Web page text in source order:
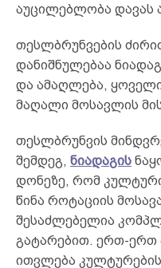
აუცილებლობა დავას
თესლბრუნვების
დანიშნულებაა
და ამაღლება,
მაღალი მოსავლის
თესლბრუნვის
შემდეგ, ნიადაგის
დონეზე, რომ
წინა როტაციის
შესაძლებელია
გატარებით. ერთ-ერთ
ითვლება